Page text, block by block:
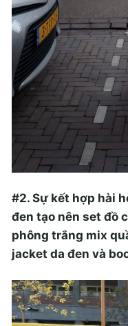
#2. Sự kết hợp hài
đen tạo nên set đồ
phông trắng mix
jacket da đen và